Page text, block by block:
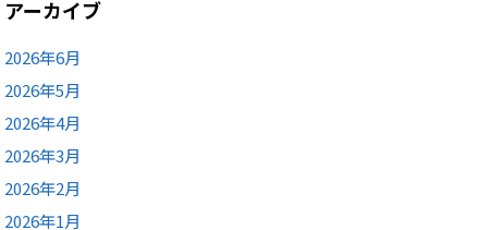
アーカイブ
2026年6月
2026年5月
2026年4月
2026年3月
2026年2月
2026年1月